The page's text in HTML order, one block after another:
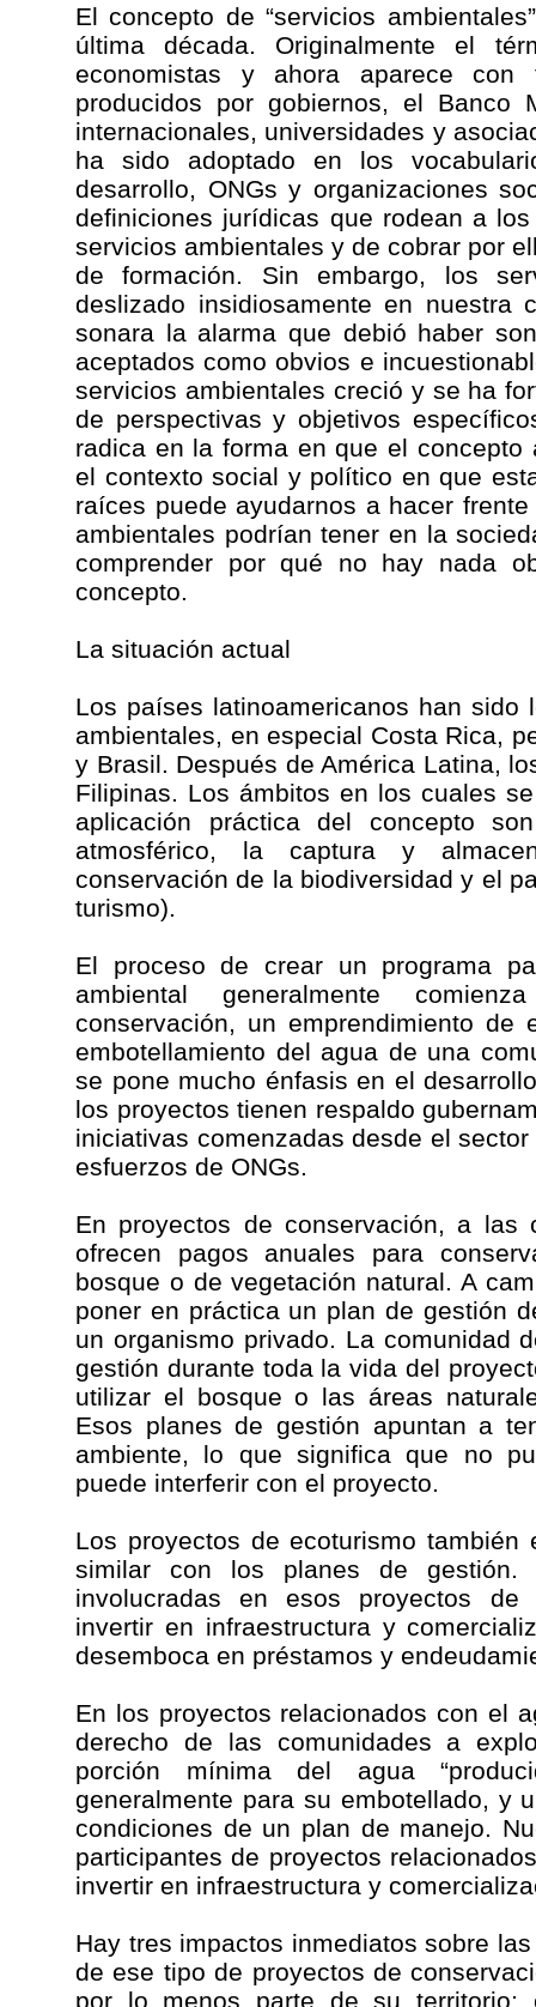
El concepto de “servicios
última década. Originalmente el
economistas y ahora aparece con
producidos por gobiernos, el Banco
internacionales, universidades y
ha sido adoptado en los
desarrollo, ONGs y organizaciones
definiciones jurídicas que rodean a
servicios ambientales y de cobrar por
de formación. Sin embargo, los
deslizado insidiosamente en nuestra
sonara la alarma que debió haber
aceptados como obvios e
servicios ambientales creció y se ha
de perspectivas y objetivos
radica en la forma en que el concepto
el contexto social y político en que
raíces puede ayudarnos a hacer
ambientales podrían tener en la
comprender por qué no hay nada
concepto.
La situación actual
Los países latinoamericanos han sido
ambientales, en especial Costa Rica,
y Brasil. Después de América Latina,
Filipinas. Los ámbitos en los cuales
aplicación práctica del concepto
atmosférico, la captura y
conservación de la biodiversidad y el
turismo).
El proceso de crear un programa
ambiental generalmente
conservación, un emprendimiento de
embotellamiento del agua de una
se pone mucho énfasis en el
los proyectos tienen respaldo
iniciativas comenzadas desde el
esfuerzos de ONGs.
En proyectos de conservación, a las
ofrecen pagos anuales para
bosque o de vegetación natural. A
poner en práctica un plan de gestión
un organismo privado. La comunidad
gestión durante toda la vida del
utilizar el bosque o las áreas
Esos planes de gestión apuntan a
ambiente, lo que significa que no
puede interferir con el proyecto.
Los proyectos de ecoturismo también
similar con los planes de gestión.
involucradas en esos proyectos de
invertir en infraestructura y
desemboca en préstamos y
En los proyectos relacionados con el
derecho de las comunidades a
porción mínima del agua
generalmente para su embotellado, y
condiciones de un plan de manejo.
participantes de proyectos
invertir en infraestructura y
Hay tres impactos inmediatos sobre
de ese tipo de proyectos de
por lo menos parte de su territorio;